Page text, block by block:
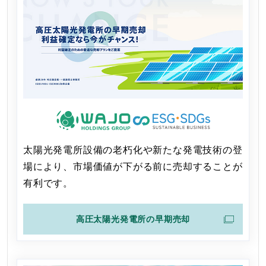
太陽光発電所設備の老朽化や新たな発電技術の登
場により、市場価値が下がる前に売却することが
有利です。
高圧太陽光発電所の早期売却